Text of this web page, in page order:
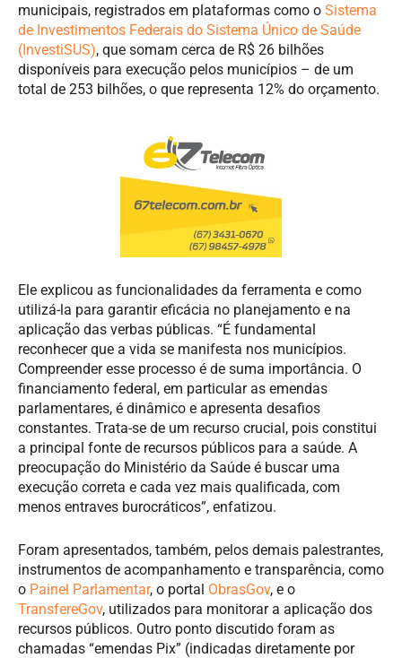
municipais, registrados em plataformas como o Sistema
de Investimentos Federais do Sistema Único de Saúde
(InvestiSUS), que somam cerca de R$ 26 bilhões
disponíveis para execução pelos municípios – de um
total de 253 bilhões, o que representa 12% do orçamento.
Ele explicou as funcionalidades da ferramenta e como
utilizá-la para garantir eficácia no planejamento e na
aplicação das verbas públicas. “É fundamental
reconhecer que a vida se manifesta nos municípios.
Compreender esse processo é de suma importância. O
financiamento federal, em particular as emendas
parlamentares, é dinâmico e apresenta desafios
constantes. Trata-se de um recurso crucial, pois constitui
a principal fonte de recursos públicos para a saúde. A
preocupação do Ministério da Saúde é buscar uma
execução correta e cada vez mais qualificada, com
menos entraves burocráticos”, enfatizou.
Foram apresentados, também, pelos demais palestrantes,
instrumentos de acompanhamento e transparência, como
o Painel Parlamentar, o portal ObrasGov, e o
TransfereGov, utilizados para monitorar a aplicação dos
recursos públicos. Outro ponto discutido foram as
chamadas “emendas Pix” (indicadas diretamente por